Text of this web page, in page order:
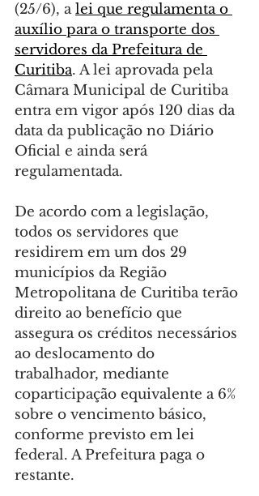
(25/6), a lei que regulamenta o
auxílio para o transporte dos
servidores da Prefeitura de
Curitiba. A lei aprovada pela
Câmara Municipal de Curitiba
entra em vigor após 120 dias da
data da publicação no Diário
Oficial e ainda será
regulamentada.
De acordo com a legislação,
todos os servidores que
residirem em um dos 29
municípios da Região
Metropolitana de Curitiba terão
direito ao benefício que
assegura os créditos necessários
ao deslocamento do
trabalhador, mediante
coparticipação equivalente a 6%
sobre o vencimento básico,
conforme previsto em lei
federal. A Prefeitura paga o
restante.